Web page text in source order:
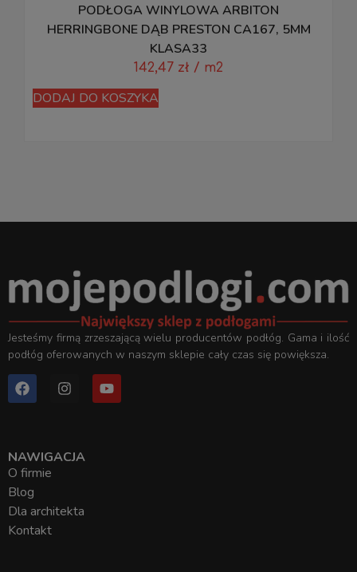
PODŁOGA WINYLOWA ARBITON
HERRINGBONE DĄB PRESTON CA167, 5MM
KLASA33
142,47 zł / m2
DODAJ DO KOSZYKA
Jesteśmy firmą zrzeszającą wielu producentów podłóg. Gama i ilość
podłóg oferowanych w naszym sklepie cały czas się powiększa.
NAWIGACJA
O firmie
Blog
Dla architekta
Kontakt